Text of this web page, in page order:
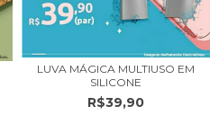
LUVA MÁGICA MULTIUSO EM
SILICONE
R$39,90